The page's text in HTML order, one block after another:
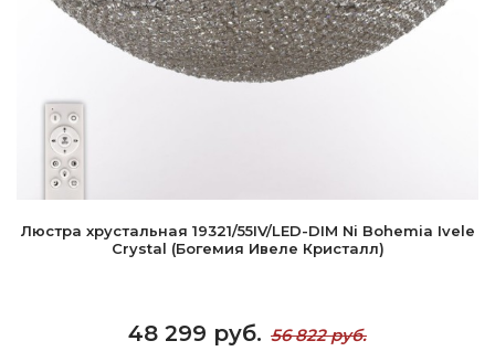
Люстра хрустальная 19321/55IV/LED-DIM Ni Bohemia Ivele
Crystal (Богемия Ивеле Кристалл)
48 299 руб. 56 822 руб.